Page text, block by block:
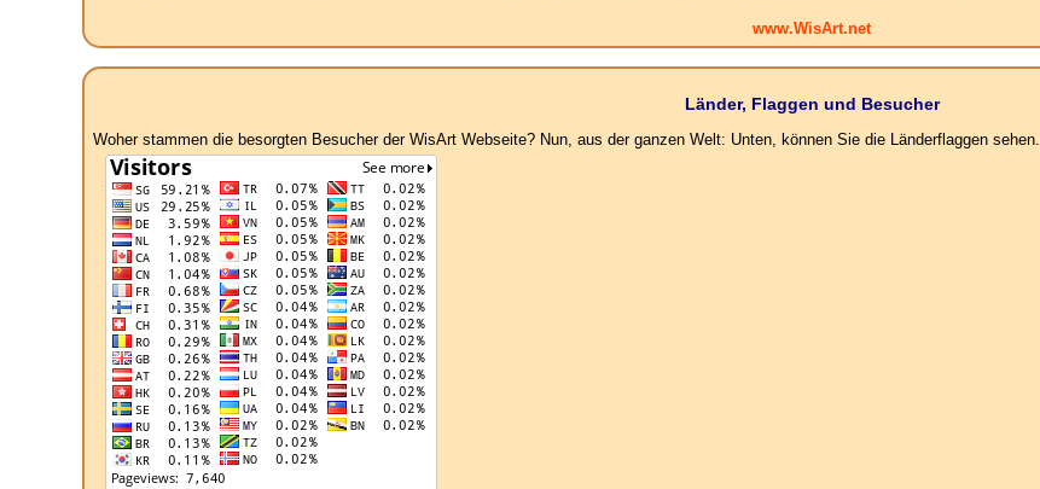
www.WisArt.net
Länder, Flaggen und Besucher
Woher stammen die besorgten Besucher der WisArt Webseite? Nun, aus der ganzen Welt: Unten, können Sie die Länderflaggen sehen.